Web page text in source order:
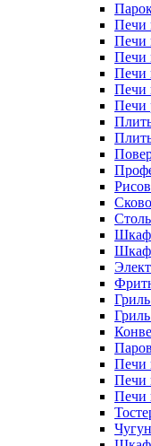
Печи
Печи
Печи
Печи
Печи
Печи
Печи
Печи
Печи